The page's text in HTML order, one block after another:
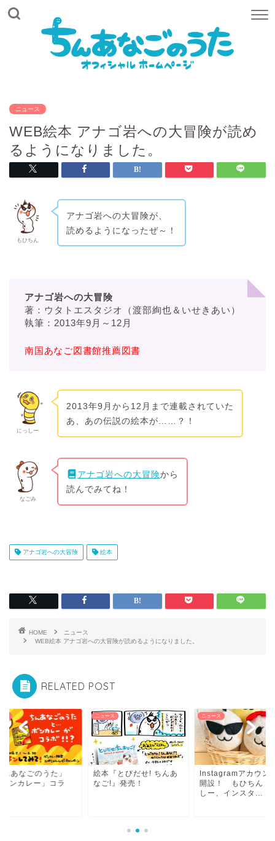
ニュース
WEB絵本 アナゴ岩への大冒険が読め
るようになりました。
もひちん
アナゴ岩への大冒険が、
読めるようになったぜ～！
アナゴ岩への大冒険
著：ウタトエスタジオ（渡部絢也＆いせきあい）
執筆：2013年9月～12月
南国あなご図書館推薦図書
にっしー
2013年9月から12月まで連載されていた
あ、あの伝説の絵本が……？！
なごみ
アナゴ岩への大冒険から
読んでみてね！
アナゴ岩への大冒険 絵本
HOME
ニュース
WEB絵本 アナゴ岩への大冒険が読めるようになりました。
RELATED POST
んあなごのうた」
ンカレー」コラ
ニュース
絵本『とびだせ! ちんあ
なご!』発売！
ニュース
Instagramアカウン
開設！ もひちん・
しー、インスタ...